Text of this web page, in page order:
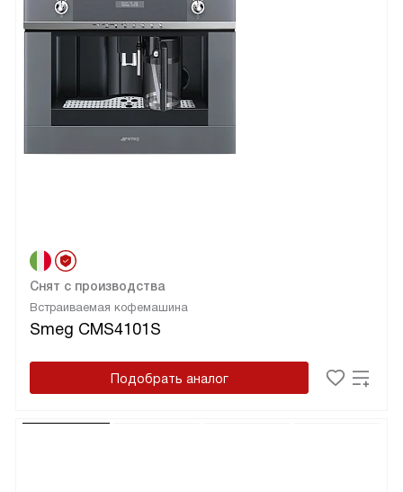
Встраиваемая кофемашина
Smeg CMS4101S
Снят с производства
Подобрать аналог